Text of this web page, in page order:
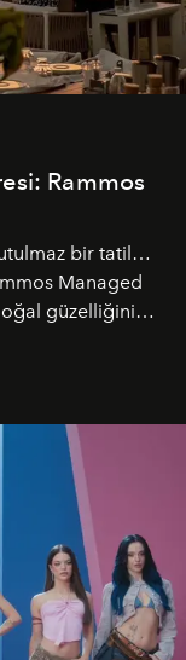
Rammos
bir tatil…
Managed
güzelliğini